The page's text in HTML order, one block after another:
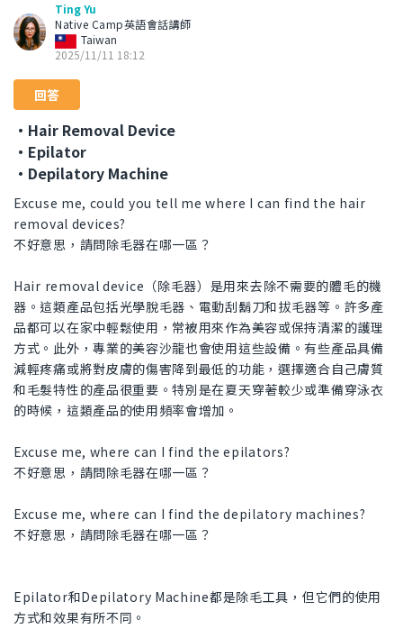
Ting Yu
Native Camp英語會話講師
Taiwan
2025/11/11 18:12
回答
・Hair Removal Device
・Epilator
・Depilatory Machine
Excuse me, could you tell me where I can find the hair
removal devices?
不好意思，請問除毛器在哪一區？
Hair removal device（除毛器）是用來去除不需要的體毛的機
器。這類產品包括光學脫毛器、電動刮鬍刀和拔毛器等。許多產
品都可以在家中輕鬆使用，常被用來作為美容或保持清潔的護理
方式。此外，專業的美容沙龍也會使用這些設備。有些產品具備
減輕疼痛或將對皮膚的傷害降到最低的功能，選擇適合自己膚質
和毛髮特性的產品很重要。特別是在夏天穿著較少或準備穿泳衣
的時候，這類產品的使用頻率會增加。
Excuse me, where can I find the epilators?
不好意思，請問除毛器在哪一區？
Excuse me, where can I find the depilatory machines?
不好意思，請問除毛器在哪一區？
Epilator和Depilatory Machine都是除毛工具，但它們的使用
方式和效果有所不同。